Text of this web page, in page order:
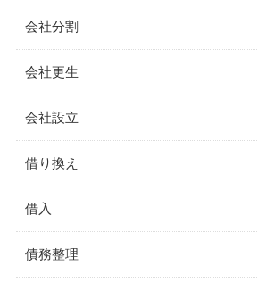
会社分割
会社更生
会社設立
借り換え
借入
債務整理